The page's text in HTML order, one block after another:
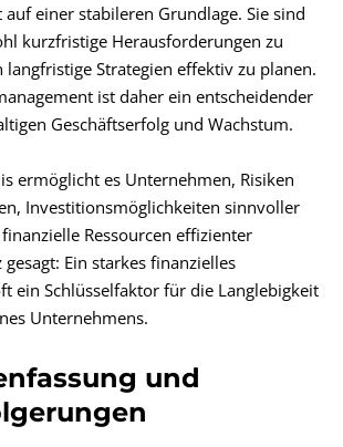
einer stabileren Grundlage. Sie sind
kurzfristige Herausforderungen zu
langfristige Strategien effektiv zu planen.
ist daher ein entscheidender
Geschäftserfolg und Wachstum.
ermöglicht es Unternehmen, Risiken
Investitionsmöglichkeiten sinnvoller
Ressourcen effizienter
Ein starkes finanzielles
ein Schlüsselfaktor für die Langlebigkeit
Unternehmens.
und